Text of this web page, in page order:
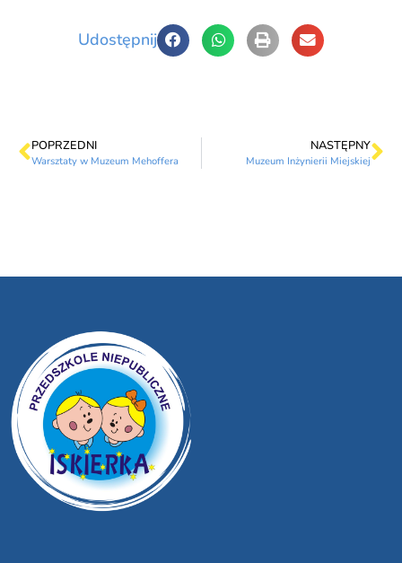
Udostępnij
POPRZEDNI
Warsztaty w Muzeum Mehoffera
NASTĘPNY
Muzeum Inżynierii Miejskiej